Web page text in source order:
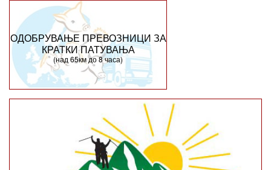
ОДОБРУВАЊЕ ПРЕВОЗНИЦИ ЗА
КРАТКИ ПАТУВАЊА
(над 65км до 8 часа)